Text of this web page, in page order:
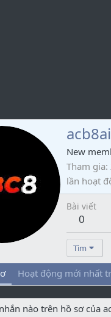
New
Tham gia
lần hoạt
Bài viết
0
Tìm
Hoạt động mới nhất
nào trên hồ sơ của